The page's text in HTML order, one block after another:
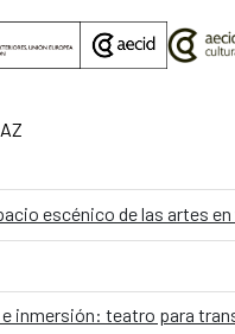
principal
escénico de las artes